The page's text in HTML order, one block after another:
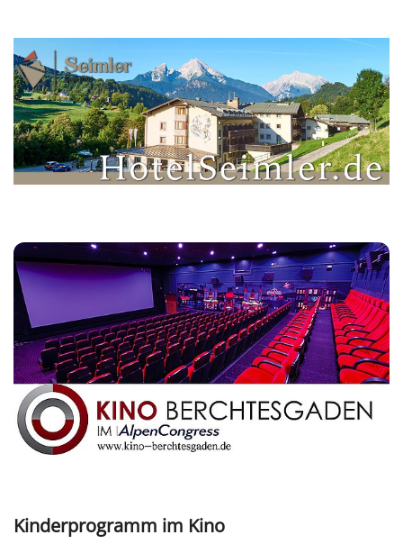
Kinderprogramm im Kino